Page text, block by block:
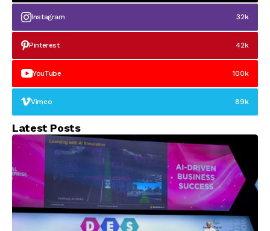
Instagram 32k
Pinterest 42k
YouTube 100k
Vimeo 89k
Latest Posts